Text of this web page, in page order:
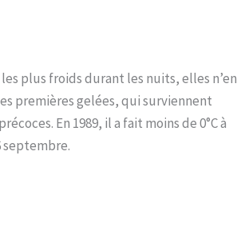
plus froids durant les nuits, elles n’en
premières gelées, qui surviennent
En 1989, il a fait moins de 0°C à
septembre.